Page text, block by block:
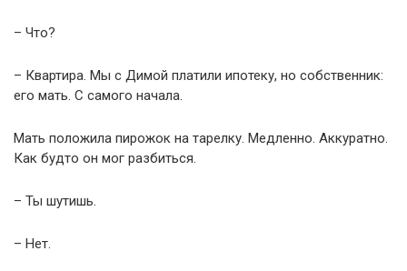
– Что?
– Квартира. Мы с Димой платили ипотеку, но собственник:
его мать. С самого начала.
Мать положила пирожок на тарелку. Медленно. Аккуратно.
Как будто он мог разбиться.
– Ты шутишь.
– Нет.